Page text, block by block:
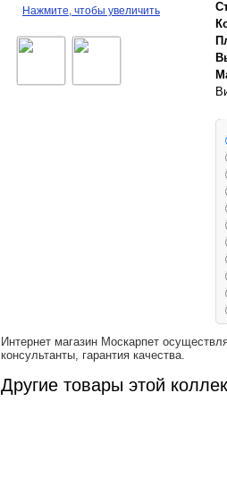
Нажмите, чтобы увеличить
Интернет магазин Москарпет
консультанты, гарантия качества.
Другие товары этой